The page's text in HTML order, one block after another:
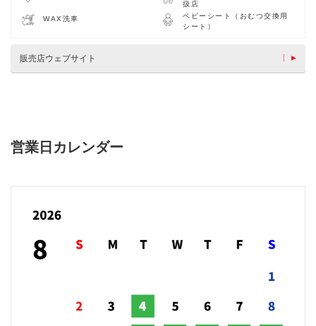
扱店
WAX洗車
ベビーシート（おむつ交換用
シート）
販売店ウェブサイト
営業日カレンダー